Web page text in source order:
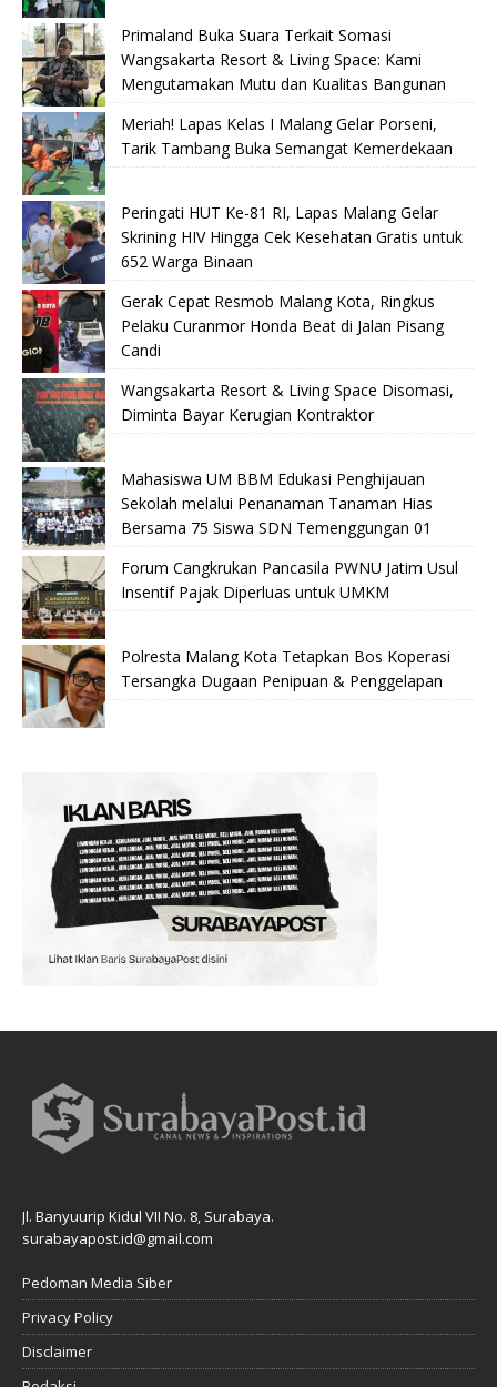
Primaland Buka Suara Terkait Somasi
Wangsakarta Resort & Living Space: Kami
Mengutamakan Mutu dan Kualitas Bangunan
Meriah! Lapas Kelas I Malang Gelar Porseni,
Tarik Tambang Buka Semangat Kemerdekaan
Peringati HUT Ke-81 RI, Lapas Malang Gelar
Skrining HIV Hingga Cek Kesehatan Gratis untuk
652 Warga Binaan
Gerak Cepat Resmob Malang Kota, Ringkus
Pelaku Curanmor Honda Beat di Jalan Pisang
Candi
Wangsakarta Resort & Living Space Disomasi,
Diminta Bayar Kerugian Kontraktor
Mahasiswa UM BBM Edukasi Penghijauan
Sekolah melalui Penanaman Tanaman Hias
Bersama 75 Siswa SDN Temenggungan 01
Forum Cangkrukan Pancasila PWNU Jatim Usul
Insentif Pajak Diperluas untuk UMKM
Polresta Malang Kota Tetapkan Bos Koperasi
Tersangka Dugaan Penipuan & Penggelapan
Jl. Banyuurip Kidul VII No. 8, Surabaya.
surabayapost.id@gmail.com
Pedoman Media Siber
Privacy Policy
Disclaimer